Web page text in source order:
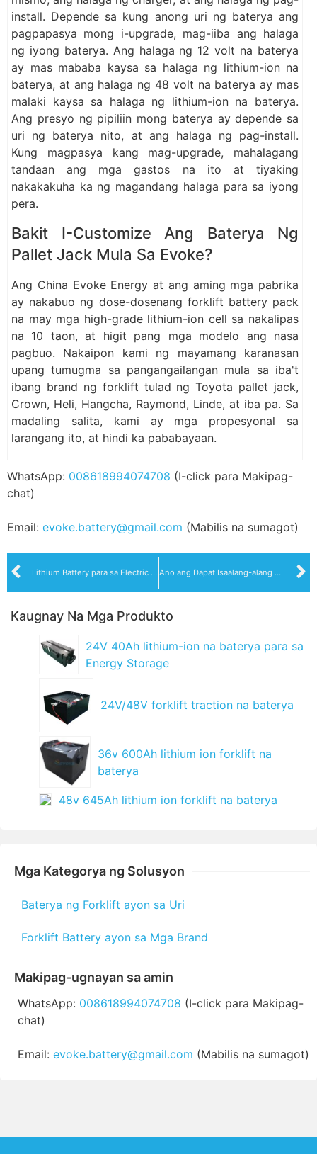
install. Depende sa kung anong uri ng baterya ang
pagpapasya mong i-upgrade, mag-iiba ang halaga
ng iyong baterya. Ang halaga ng 12 volt na baterya
ay mas mababa kaysa sa halaga ng lithium-ion na
baterya, at ang halaga ng 48 volt na baterya ay mas
malaki kaysa sa halaga ng lithium-ion na baterya.
Ang presyo ng pipiliin mong baterya ay depende sa
uri ng baterya nito, at ang halaga ng pag-install.
Kung magpasya kang mag-upgrade, mahalagang
tandaan ang mga gastos na ito at tiyaking
nakakakuha ka ng magandang halaga para sa iyong
pera.
Bakit I-Customize Ang Baterya Ng
Pallet Jack Mula Sa Evoke?
Ang China Evoke Energy at ang aming mga pabrika
ay nakabuo ng dose-dosenang forklift battery pack
na may mga high-grade lithium-ion cell sa nakalipas
na 10 taon, at higit pang mga modelo ang nasa
pagbuo. Nakaipon kami ng mayamang karanasan
upang tumugma sa pangangailangan mula sa iba't
ibang brand ng forklift tulad ng Toyota pallet jack,
Crown, Heli, Hangcha, Raymond, Linde, at iba pa. Sa
madaling salita, kami ay mga propesyonal sa
larangang ito, at hindi ka pababayaan.
WhatsApp: 008618994074708 (I-click para Makipag-
chat)
Email: evoke.battery@gmail.com (Mabilis na sumagot)
Lithium Battery para sa Electric Walkie Stacker forklift o Pallet Stackers Ano ang Dapat Isaalang-alang Kapag Bumibili At Nagko-customize ng Mga Baterya ng Tow Motor
Kaugnay Na Mga Produkto
24V 40Ah lithium-ion na baterya para sa
Energy Storage
24V/48V forklift traction na baterya
36v 600Ah lithium ion forklift na
baterya
48v 645Ah lithium ion forklift na baterya
Mga Kategorya ng Solusyon
Baterya ng Forklift ayon sa Uri
Forklift Battery ayon sa Mga Brand
Makipag-ugnayan sa amin
WhatsApp: 008618994074708 (I-click para Makipag-
chat)
Email: evoke.battery@gmail.com (Mabilis na sumagot)